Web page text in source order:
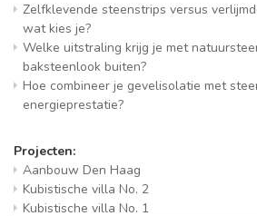
Zelfklevende steenstrips versus
wat kies je?
Welke uitstraling krijg je met
baksteenlook buiten?
Hoe combineer je gevelisolatie met
energieprestatie?
Projecten:
Aanbouw Den Haag
Kubistische villa No. 2
Kubistische villa No. 1